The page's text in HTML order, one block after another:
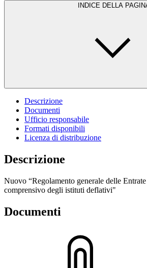
INDICE DELLA
Descrizione
Documenti
Ufficio responsabile
Formati disponibili
Licenza di distribuzione
Descrizione
Nuovo “Regolamento generale delle
comprensivo degli istituti deflativi"
Documenti